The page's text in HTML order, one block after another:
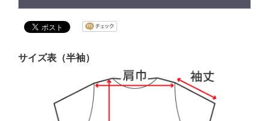
サイズ表（半袖）